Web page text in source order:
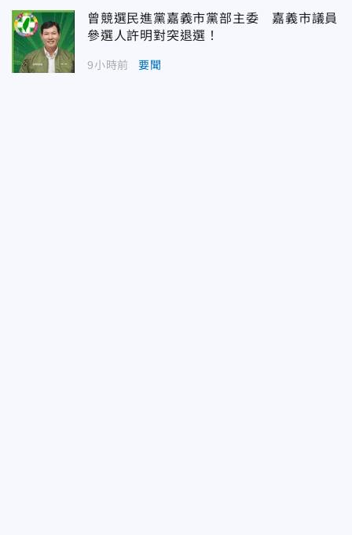
曾競選民進黨嘉義市黨部主委 嘉義市議員
參選人許明對突退選！
9小時前 要聞